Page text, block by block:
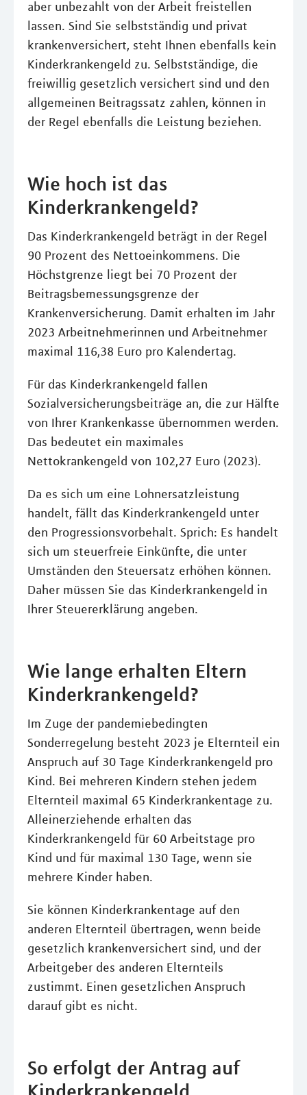
aber unbezahlt von der Arbeit freistellen
lassen. Sind Sie selbstständig und privat
krankenversichert, steht Ihnen ebenfalls kein
Kinderkrankengeld zu. Selbstständige, die
freiwillig gesetzlich versichert sind und den
allgemeinen Beitragssatz zahlen, können in
der Regel ebenfalls die Leistung beziehen.
Wie hoch ist das
Kinderkrankengeld?
Das Kinderkrankengeld beträgt in der Regel
90 Prozent des Nettoeinkommens. Die
Höchstgrenze liegt bei 70 Prozent der
Beitragsbemessungsgrenze der
Krankenversicherung. Damit erhalten im Jahr
2023 Arbeitnehmerinnen und Arbeitnehmer
maximal 116,38 Euro pro Kalendertag.
Für das Kinderkrankengeld fallen
Sozialversicherungsbeiträge an, die zur Hälfte
von Ihrer Krankenkasse übernommen werden.
Das bedeutet ein maximales
Nettokrankengeld von 102,27 Euro (2023).
Da es sich um eine Lohnersatzleistung
handelt, fällt das Kinderkrankengeld unter
den Progressionsvorbehalt. Sprich: Es handelt
sich um steuerfreie Einkünfte, die unter
Umständen den Steuersatz erhöhen können.
Daher müssen Sie das Kinderkrankengeld in
Ihrer Steuererklärung angeben.
Wie lange erhalten Eltern
Kinderkrankengeld?
Im Zuge der pandemiebedingten
Sonderregelung besteht 2023 je Elternteil ein
Anspruch auf 30 Tage Kinderkrankengeld pro
Kind. Bei mehreren Kindern stehen jedem
Elternteil maximal 65 Kinderkrankentage zu.
Alleinerziehende erhalten das
Kinderkrankengeld für 60 Arbeitstage pro
Kind und für maximal 130 Tage, wenn sie
mehrere Kinder haben.
Sie können Kinderkrankentage auf den
anderen Elternteil übertragen, wenn beide
gesetzlich krankenversichert sind, und der
Arbeitgeber des anderen Elternteils
zustimmt. Einen gesetzlichen Anspruch
darauf gibt es nicht.
So erfolgt der Antrag auf